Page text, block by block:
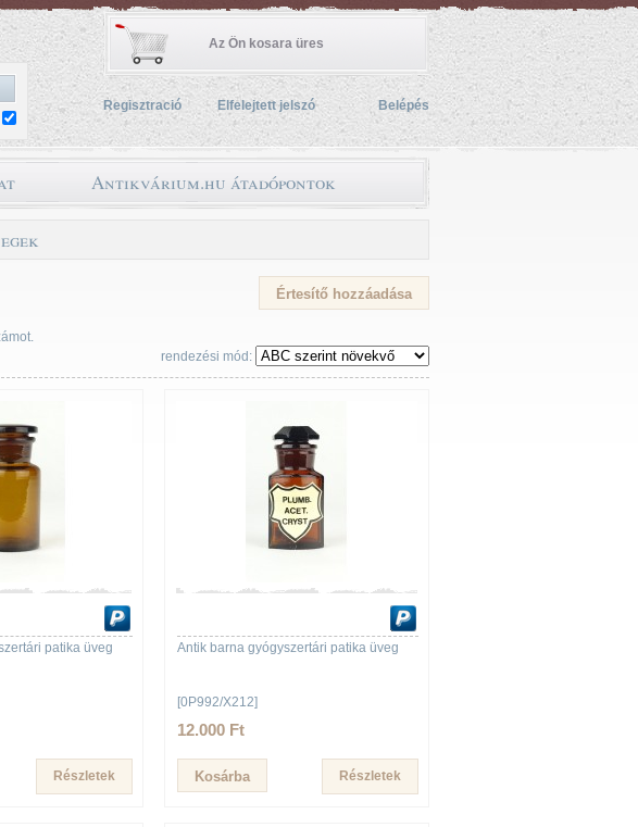
Az Ön kosara üres
Regisztració Elfelejtett jelszó Belépés
Antikvárium.hu átadópontok
rendezési mód:
patika üveg
Részletek
Antik barna gyógyszertári patika üveg
[0P992/X212]
12.000 Ft
Részletek